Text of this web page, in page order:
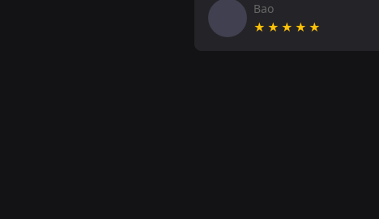
Bao
★★★★★